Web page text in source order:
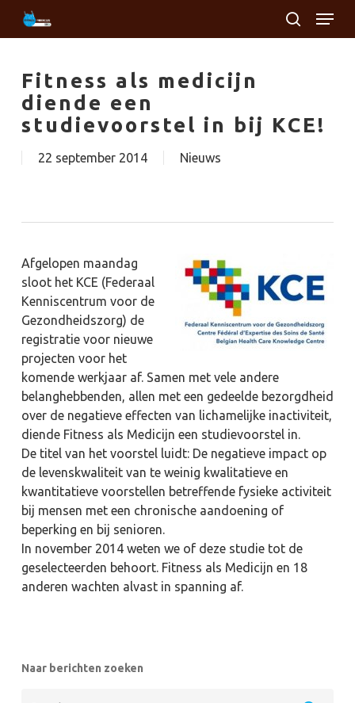
search
Menu
Fitness als medicijn
diende een
studievoorstel in bij KCE!
22 september 2014 Nieuws
Afgelopen maandag
sloot het KCE (Federaal
Kenniscentrum voor de
Gezondheidszorg) de
registratie voor nieuwe
projecten voor het
komende werkjaar af. Samen met vele andere
belanghebbenden, allen met een gedeelde bezorgdheid
over de negatieve effecten van lichamelijke inactiviteit,
diende Fitness als Medicijn een studievoorstel in.
De titel van het voorstel luidt: De negatieve impact op
de levenskwaliteit van te weinig kwalitatieve en
kwantitatieve voorstellen betreffende fysieke activiteit
bij mensen met een chronische aandoening of
beperking en bij senioren.
In november 2014 weten we of deze studie tot de
geselecteerden behoort. Fitness als Medicijn en 18
anderen wachten alvast in spanning af.
Naar berichten zoeken